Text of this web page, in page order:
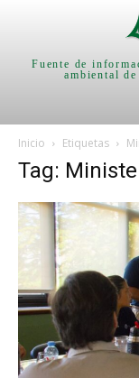
Fuente de
ambiental
Inicio Etiquetas
Tag: